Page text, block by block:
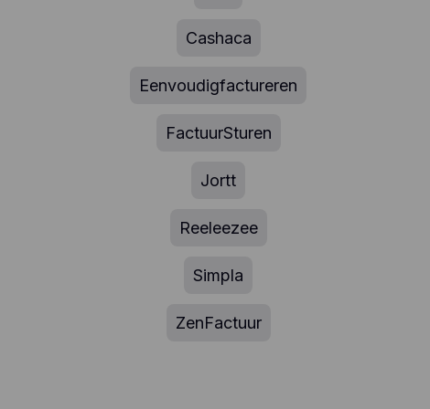
Cashaca
Eenvoudigfactureren
FactuurSturen
Jortt
Reeleezee
Simpla
ZenFactuur